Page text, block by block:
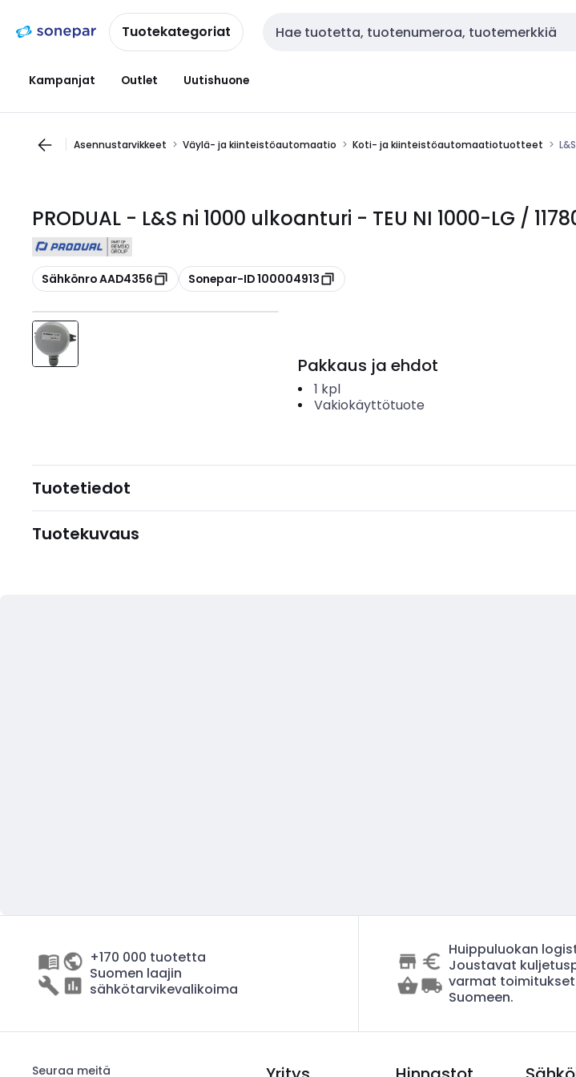
navigointiinsisältöönTuotekategoriat Haku
Kampanjat Outlet Uutishuone
Asennustarvikkeet Väylä- ja kiinteistöautomaatio Koti- ja kiinteistöautomaatiotuotteet
PRODUAL - L&S ni 1000 ulkoanturi - TEU NI 1000-LG /
Kopioi
Sähkönro AAD4356 Kopioi
Sonepar-ID 100004913
Pakkaus ja ehdot
1 kpl
Vakiokäyttötuote
Tuotetiedot
Tuotekuvaus
+170 000 tuotetta
Suomen laajin
sähkötarvikevalikoima
Huippuluokan
Joustavat
varmat
Suomeen.
Seuraa meitä